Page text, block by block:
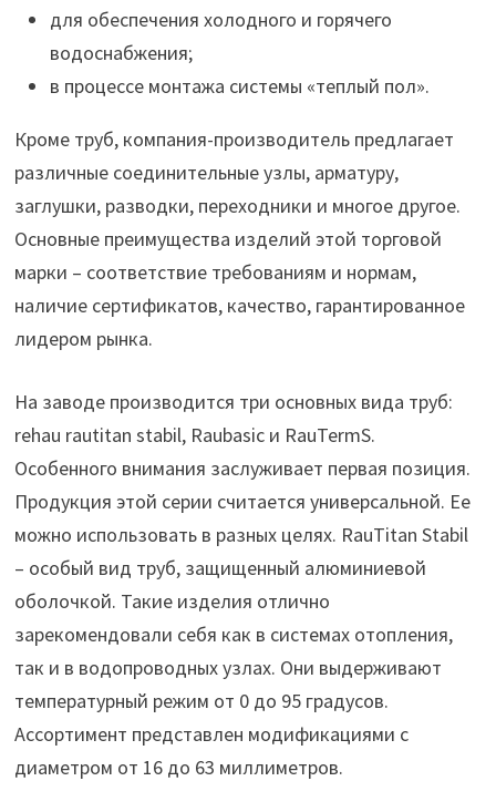
для обеспечения холодного и горячего
водоснабжения;
в процессе монтажа системы «теплый пол».
Кроме труб, компания-производитель предлагает
различные соединительные узлы, арматуру,
заглушки, разводки, переходники и многое другое.
Основные преимущества изделий этой торговой
марки – соответствие требованиям и нормам,
наличие сертификатов, качество, гарантированное
лидером рынка.
На заводе производится три основных вида труб:
rehau rautitan stabil, Raubasic и RauTermS.
Особенного внимания заслуживает первая позиция.
Продукция этой серии считается универсальной. Ее
можно использовать в разных целях. RauTitan Stabil
– особый вид труб, защищенный алюминиевой
оболочкой. Такие изделия отлично
зарекомендовали себя как в системах отопления,
так и в водопроводных узлах. Они выдерживают
температурный режим от 0 до 95 градусов.
Ассортимент представлен модификациями с
диаметром от 16 до 63 миллиметров.